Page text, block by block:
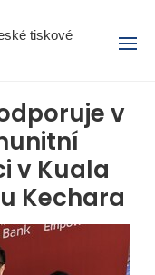
tiskové
Menu
v
v Kuala
Kechara